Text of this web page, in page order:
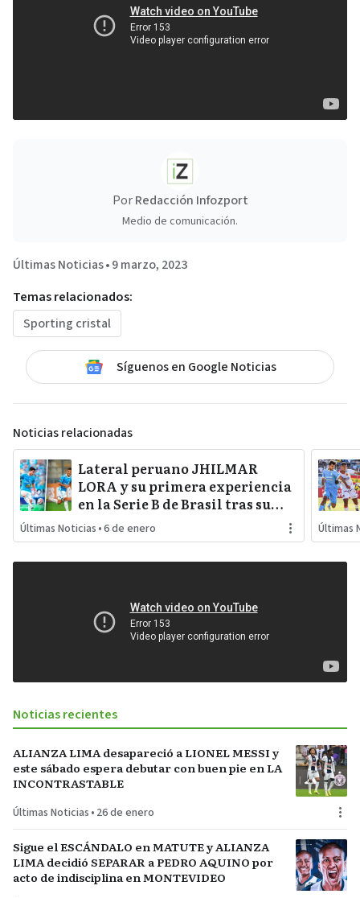
PorRedacción Infozport
Medio de comunicación.
Últimas Noticias•9 marzo, 2023
Temas relacionados:
Sporting cristal
Síguenos en Google Noticias
Noticias relacionadas
Lateral peruano JHILMAR
LORA y su primera experiencia
en la Serie B de Brasil tras su
salida de SPORTING CRISTAL
Últimas Noticias •6 de enero Últimas
Noticias recientes
ALIANZA LIMA desapareció a LIONEL MESSI y
este sábado espera debutar con buen pie en LA
INCONTRASTABLE
Últimas Noticias • 26 de enero
Sigue el ESCÁNDALO en MATUTE y ALIANZA
LIMA decidió SEPARAR a PEDRO AQUINO por
acto de indisciplina en MONTEVIDEO